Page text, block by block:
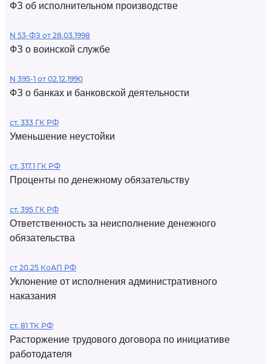
ФЗ об исполнительном производстве
N 53-ФЗ от 28.03.1998
ФЗ о воинской службе
N 395-1 от 02.12.1990
ФЗ о банках и банковской деятельности
ст. 333 ГК РФ
Уменьшение неустойки
ст. 317.1 ГК РФ
Проценты по денежному обязательству
ст. 395 ГК РФ
Ответственность за неисполнение денежного
обязательства
ст 20.25 КоАП РФ
Уклонение от исполнения административного
наказания
ст. 81 ТК РФ
Расторжение трудового договора по инициативе
работодателя